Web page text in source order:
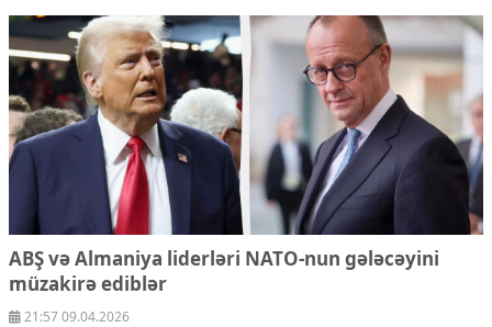
ABŞ və Almaniya liderləri NATO-nun gələcəyini
müzakirə ediblər
21:57 09.04.2026